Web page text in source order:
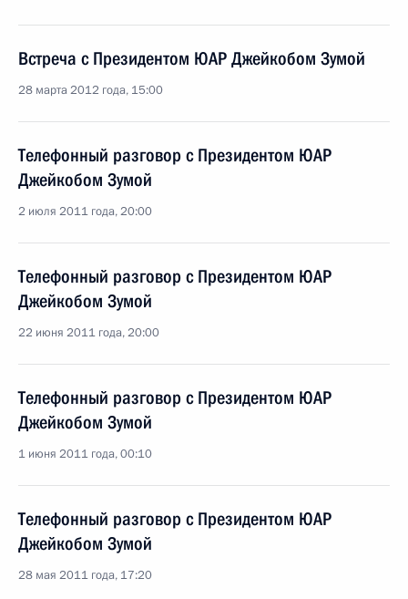
Встреча с Президентом ЮАР Джейкобом Зумой
28 марта 2012 года, 15:00
Телефонный разговор с Президентом ЮАР
Джейкобом Зумой
2 июля 2011 года, 20:00
Телефонный разговор с Президентом ЮАР
Джейкобом Зумой
22 июня 2011 года, 20:00
Телефонный разговор с Президентом ЮАР
Джейкобом Зумой
1 июня 2011 года, 00:10
Телефонный разговор с Президентом ЮАР
Джейкобом Зумой
28 мая 2011 года, 17:20